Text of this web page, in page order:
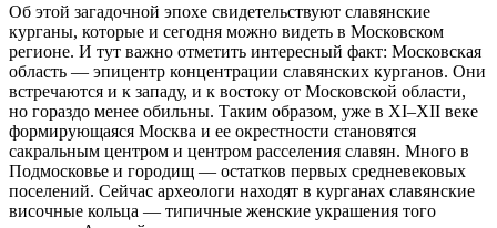
Об этой загадочной эпохе свидетельствуют славянские
курганы, которые и сегодня можно видеть в Московском
регионе. И тут важно отметить интересный факт: Московская
область — эпицентр концентрации славянских курганов. Они
встречаются и к западу, и к востоку от Московской области,
но гораздо менее обильны. Таким образом, уже в XI–XII веке
формирующаяся Москва и ее окрестности становятся
сакральным центром и центром расселения славян. Много в
Подмосковье и городищ — остатков первых средневековых
поселений. Сейчас археологи находят в курганах славянские
височные кольца — типичные женские украшения того